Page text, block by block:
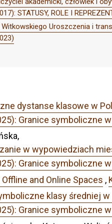
STATUSY, ROLE I
Uroszczenia i
dystanse klasowe w
Granice symboliczne
w wypowiedziach
Granice symboliczne
and Online Spaces ,
klasy średniej
Granice symboliczne